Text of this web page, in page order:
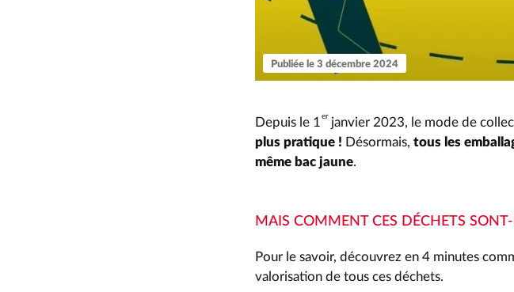
Publiée le 3 décembre 2024
Depuis le 1 er janvier 2023, le mode de
plus pratique ! Désormais, tous les
même bac jaune.
MAIS COMMENT CES DÉCHETS SONT-
Pour le savoir, découvrez en 4 minutes
valorisation de tous ces déchets.